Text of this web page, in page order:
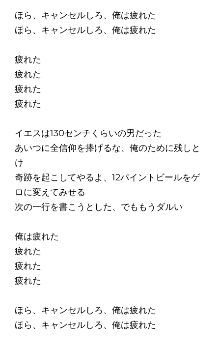
ほら、キャンセルしろ、俺は疲れた
ほら、キャンセルしろ、俺は疲れた
疲れた
疲れた
疲れた
疲れた
イエスは130センチくらいの男だった
あいつに全信仰を捧げるな、俺のために残しと
け
奇跡を起こしてやるよ、12パイントビールをゲ
ロに変えてみせる
次の一行を書こうとした、でももうダルい
俺は疲れた
疲れた
疲れた
疲れた
ほら、キャンセルしろ、俺は疲れた
ほら、キャンセルしろ、俺は疲れた